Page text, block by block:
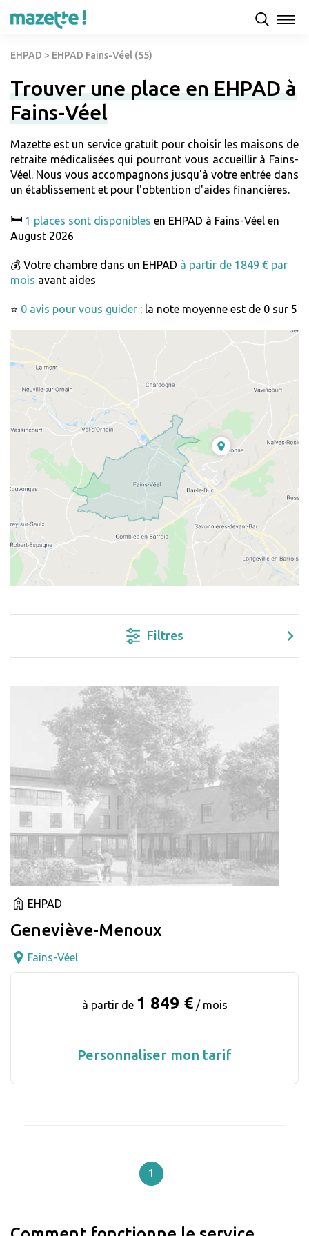
EHPAD > EHPAD Fains-Véel (55)
Trouver une place en EHPAD à
Fains-Véel
Mazette est un service gratuit pour choisir les maisons de
retraite médicalisées qui pourront vous accueillir à Fains-
Véel. Nous vous accompagnons jusqu'à votre entrée dans
un établissement et pour l'obtention d'aides financières.
🛏️ 1 places sont disponibles en EHPAD à Fains-Véel en
August 2026
💰 Votre chambre dans un EHPAD à partir de 1849 € par
mois avant aides
⭐ 0 avis pour vous guider : la note moyenne est de 0 sur 5
Filtres
EHPAD
Geneviève-Menoux
Fains-Véel
à partir de 1 849 € / mois
Personnaliser mon tarif
1